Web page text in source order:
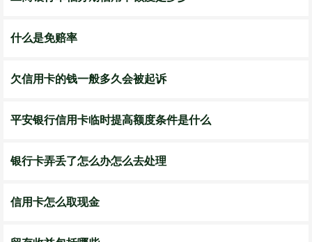
什么是免赔率
欠信用卡的钱一般多久会被起诉
平安银行信用卡临时提高额度条件是什么
银行卡弄丢了怎么办怎么去处理
信用卡怎么取现金